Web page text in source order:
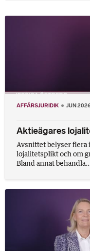
AFFÄRSJURIDIK JUN
Aktieägares
Avsnittet belyser flera
lojalitetsplikt och om
Bland annat